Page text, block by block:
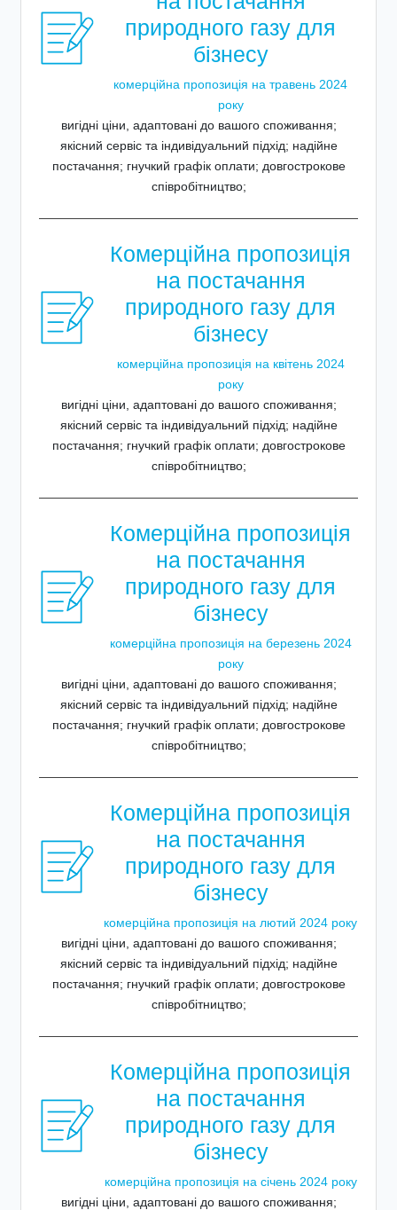
природного газу для
бізнесу
комерційна пропозиція на травень 2024
року
вигідні ціни, адаптовані до вашого споживання;
якісний сервіс та індивідуальний підхід; надійне
постачання; гнучкий графік оплати; довгострокове
співробітництво;
Комерційна пропозиція
на постачання
природного газу для
бізнесу
комерційна пропозиція на квітень 2024
року
вигідні ціни, адаптовані до вашого споживання;
якісний сервіс та індивідуальний підхід; надійне
постачання; гнучкий графік оплати; довгострокове
співробітництво;
Комерційна пропозиція
на постачання
природного газу для
бізнесу
комерційна пропозиція на березень 2024
року
вигідні ціни, адаптовані до вашого споживання;
якісний сервіс та індивідуальний підхід; надійне
постачання; гнучкий графік оплати; довгострокове
співробітництво;
Комерційна пропозиція
на постачання
природного газу для
бізнесу
комерційна пропозиція на лютий 2024 року
вигідні ціни, адаптовані до вашого споживання;
якісний сервіс та індивідуальний підхід; надійне
постачання; гнучкий графік оплати; довгострокове
співробітництво;
Комерційна пропозиція
на постачання
природного газу для
бізнесу
комерційна пропозиція на січень 2024 року
вигідні ціни, адаптовані до вашого споживання;